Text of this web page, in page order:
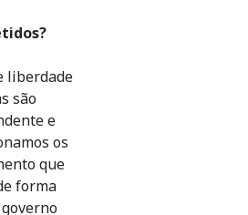
liberdade
são
e
os
que
forma